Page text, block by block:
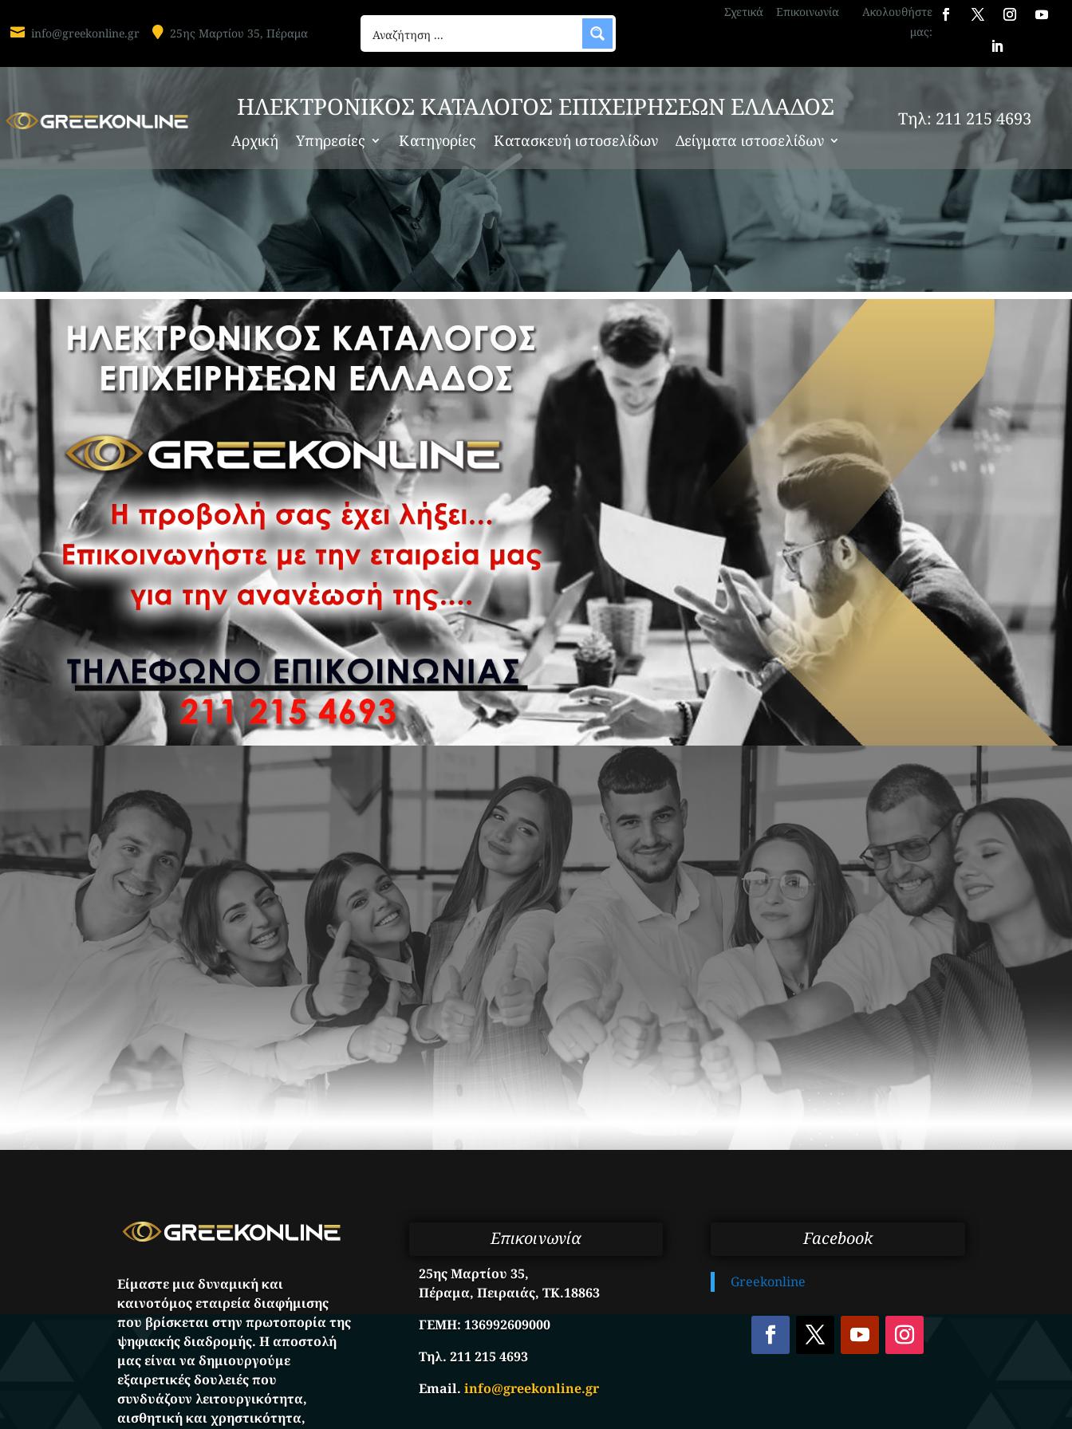
 info@greekonline.gr  25ης Μαρτίου 35, Πέραμα
Σχετικά Επικοινωνία
Ακολουθήστε
μας:
ΗΛΕΚΤΡΟΝΙΚΟΣ ΚΑΤΑΛΟΓΟΣ ΕΠΙΧΕΙΡΗΣΕΩΝ ΕΛΛΑΔΟΣ
Αρχική Υπηρεσίες Κατηγορίες Κατασκευή ιστοσελίδων Δείγματα ιστοσελίδων
Τηλ: 211 215 4693
Είμαστε μια δυναμική και
καινοτόμος εταιρεία διαφήμισης
που βρίσκεται στην πρωτοπορία της
ψηφιακής διαδρομής. Η αποστολή
μας είναι να δημιουργούμε
εξαιρετικές δουλειές που
συνδυάζουν λειτουργικότητα,
αισθητική και χρηστικότητα,
Επικοινωνία
25ης Μαρτίου 35,
Πέραμα, Πειραιάς, ΤΚ.18863
ΓΕΜΗ:136992609000
Τηλ. 211 215 4693
Email.info@greekonline.gr
Facebook
Greekonline